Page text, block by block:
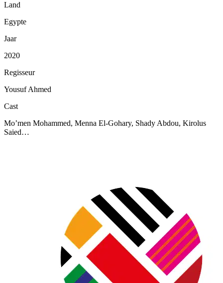
Land
Egypte
Jaar
2020
Regisseur
Yousuf Ahmed
Cast
Mo’men Mohammed, Menna El-Gohary, Shady Abdou, Kirolus
Saied…